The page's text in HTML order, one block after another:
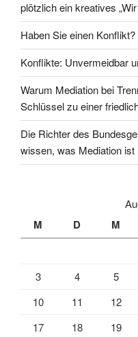
plötzlich ein kreatives
Haben Sie einen Konflikt?
Konflikte: Unvermeidbar
Warum Mediation bei
Schlüssel zu einer
Die Richter des
wissen, was Mediation ist
M D M
3
4 5
10
11 12
17
18 19